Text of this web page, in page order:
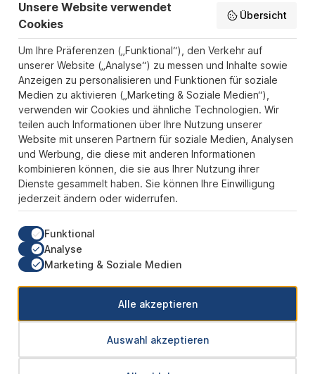
Service-Hotline
Informationen
Zahlungs- und Versandarten
Sicher Einkaufen
Über uns
Der Pokal & Vereinsbedarf Onlineshop PokalExpress in Marl ist
Ihr Spezialist für Pokale, Medaillen und Trophäen aus Glas und
Resin, mit einem Fokus auf Säulenpokalen. Unser herausragender
Kundenservice zeichnet sich durch Schnelligkeit und
Zuverlässigkeit aus, um jedem Anlass gerecht zu werden. Wir
verstehen die Bedeutung jedes besonderen Moments und bieten
Erwartungen übertrifft. Ob online oder in unserem Showroom, bei
PokalExpress erwartet Sie Qualität, die begeistert, und ein
Unsere Communities
* Alle Preise inkl. gesetzl. Mehrwertsteuer zzgl.
Unsere Website verwendet
Cookies
Übersicht
Um Ihre Präferenzen („Funktional“), den Verkehr auf
unserer Website („Analyse“) zu messen und Inhalte sowie
Anzeigen zu personalisieren und Funktionen für soziale
Medien zu aktivieren („Marketing & Soziale Medien“),
verwenden wir Cookies und ähnliche Technologien. Wir
teilen auch Informationen über Ihre Nutzung unserer
Website mit unseren Partnern für soziale Medien, Analysen
und Werbung, die diese mit anderen Informationen
kombinieren können, die sie aus Ihrer Nutzung ihrer
Dienste gesammelt haben. Sie können Ihre Einwilligung
jederzeit ändern oder widerrufen.
Funktional
Analyse
Marketing & Soziale Medien
Auswahl akzeptieren
Alle akzeptieren